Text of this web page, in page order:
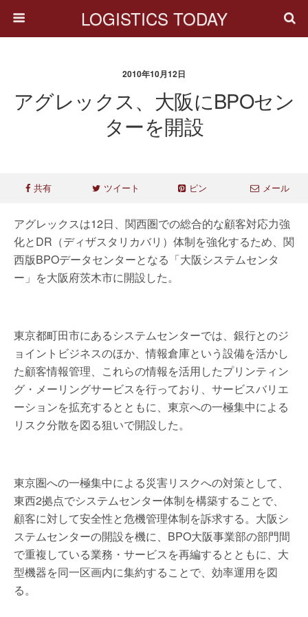
LOGISTICS TODAY
2010年10月12日
アグレックス、大阪にBPOセン
ターを開設
共有 ツイート ピン メール
アグレックスは12日、関西圏での総合的な顧客対応力強
化とDR（ディザスタリカバリ）体制を強化するため、関
西版BPOデータセンターとなる「大阪システムセンタ
ー」を大阪府茨木市に開設した。
東京都町田市にあるシステムセンターでは、銀行とのジ
ョイントビジネスのほか、情報倉庫という設備を活かし
た顧客情報管理、これらの情報を活用したプリンティン
グ・メーリングサービスを行っており、サービスバリエ
ーションを拡充するとともに、東京への一極集中による
リスク分散を図る狙いで開設した。
東京圏への一極集中による災害リスクへの対策として、
東西2拠点でシステムセンター体制を構築することで、
顧客に対して安全性と危機管理体制を訴求する。大阪シ
ステムセンターの開設を機に、BPO大阪事業部の部門間
で重複している業務・サービスを再編するとともに、大
型機器を同一区画内に集約することで、効率運用を図
る。